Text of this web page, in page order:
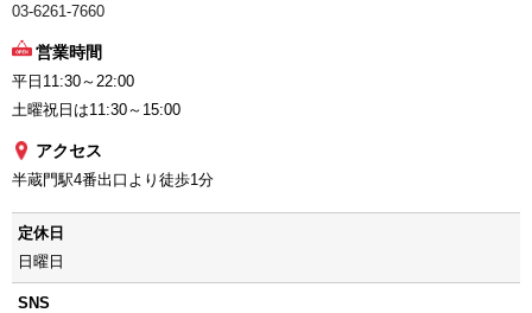
03-6261-7660
営業時間
平日11:30～22:00
土曜祝日は11:30～15:00
アクセス
半蔵門駅4番出口より徒歩1分
定休日
日曜日
SNS